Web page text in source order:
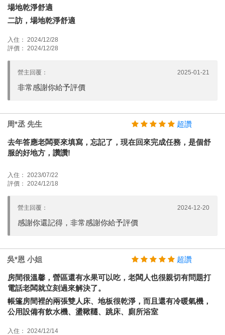
場地乾淨舒適
二訪，場地乾淨舒適
入住： 2024/12/28
評價： 2024/12/28
營主回覆： 2025-01-21
非常感謝你給予評價
周*丞 先生 超讚
去年答應老闆要來填寫，忘記了，現在回來完成任務，是個舒
服的好地方，讚讚!
入住： 2023/07/22
評價： 2024/12/18
營主回覆： 2024-12-20
感謝你還記得，非常感謝你給予評價
吳*恩 小姐 超讚
房間很溫馨，營區還有水果可以吃，老闆人也很親切有問題打
電話老闆就立刻過來解決了。
帳篷房間裡的兩張雙人床、地板很乾淨，而且還有冷暖氣機，
公用設備有飲水機、盪鞦韆、跳床、廁所浴室
入住： 2024/12/14